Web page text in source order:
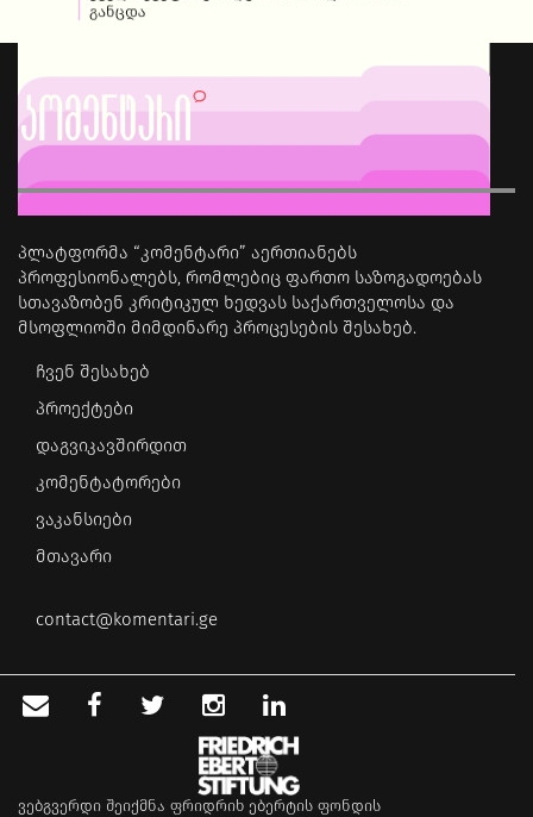
პლატფორმა “კომენტარი” აერთიანებს
პროფესიონალებს, რომლებიც ფართო საზოგადოებას
სთავაზობენ კრიტიკულ ხედვას საქართველოსა და
მსოფლიოში მიმდინარე პროცესების შესახებ.
ჩვენ შესახებ
პროექტები
დაგვიკავშირდით
კომენტატორები
ვაკანსიები
მთავარი
contact@komentari.ge
ვებგვერდი შეიქმნა ფრიდრიხ ებერტის ფონდის